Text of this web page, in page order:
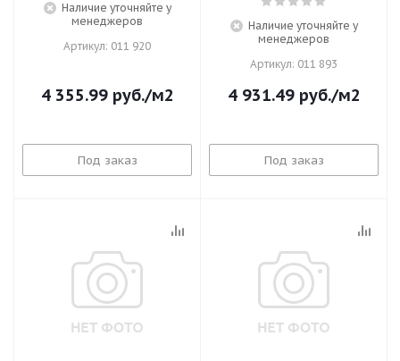
Наличие уточняйте у
менеджеров
Артикул: 011 920
4 355.99руб./м2
Под заказ
Наличие уточняйте у
менеджеров
Артикул: 011 893
4 931.49руб./м2
Под заказ